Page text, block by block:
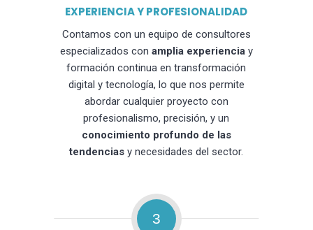
EXPERIENCIA Y PROFESIONALIDAD
Contamos con un equipo de consultores
especializados con amplia experienciay
formación continua en transformación
digital y tecnología, lo que nos permite
abordar cualquier proyecto con
profesionalismo, precisión, y un
conocimiento profundo de las
tendencias y necesidades del sector.
3